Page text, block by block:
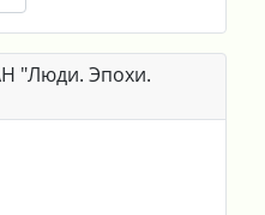
"Люди. Эпохи.